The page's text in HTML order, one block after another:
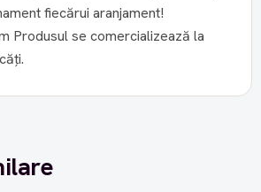
fiecărui aranjament!
Produsul se comercializează la